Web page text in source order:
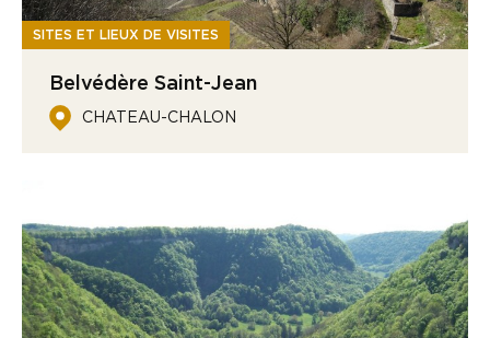
SITES ET LIEUX DE VISITES
Belvédère Saint-Jean
CHATEAU-CHALON